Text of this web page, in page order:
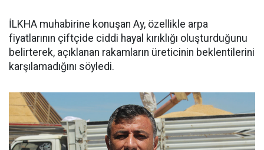
İLKHA muhabirine konuşan Ay, özellikle arpa
fiyatlarının çiftçide ciddi hayal kırıklığı oluşturduğunu
belirterek, açıklanan rakamların üreticinin beklentilerini
karşılamadığını söyledi.